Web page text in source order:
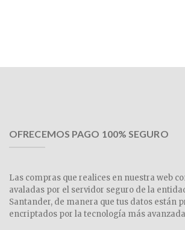
OFRECEMOS PAGO 100% SEGURO
Las compras que realices en nuestra web
avaladas por el servidor seguro de la
Santander, de manera que tus datos están
encriptados por la tecnología más